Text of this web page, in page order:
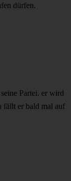
dürfen.
Partei. er wird
fällt er bald mal auf